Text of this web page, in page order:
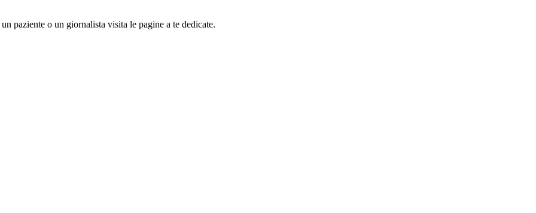
paziente o un giornalista visita le pagine a te dedicate.